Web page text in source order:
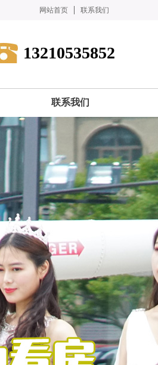
网站首页 联系我们
13210535852
联系我们